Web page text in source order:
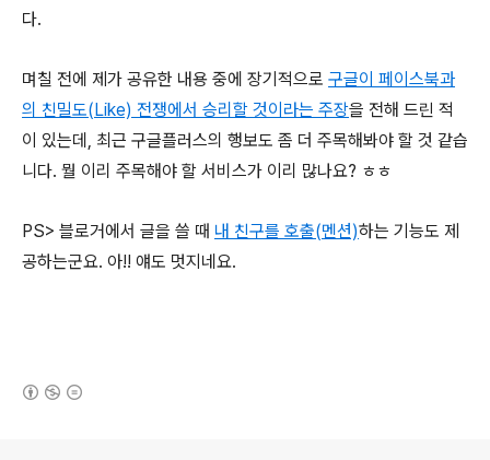
다.
며칠 전에 제가 공유한 내용 중에 장기적으로 구글이 페이스북과
의 친밀도(Like) 전쟁에서 승리할 것이라는 주장을 전해 드린 적
이 있는데, 최근 구글플러스의 행보도 좀 더 주목해봐야 할 것 같습
니다. 뭘 이리 주목해야 할 서비스가 이리 많나요? ㅎㅎ
PS> 블로거에서 글을 쓸 때 내 친구를 호출(멘션)하는 기능도 제
공하는군요. 아!! 얘도 멋지네요.